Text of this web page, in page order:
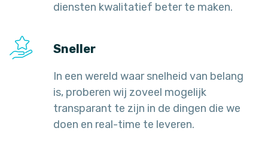
diensten kwalitatief beter te maken.
Sneller
In een wereld waar snelheid van belang
is, proberen wij zoveel mogelijk
transparant te zijn in de dingen die we
doen en real-time te leveren.